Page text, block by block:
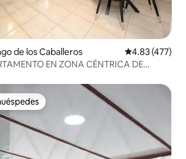
de los Caballeros Calificación
4.83 (477)
EN ZONA CÉNTRICA DE